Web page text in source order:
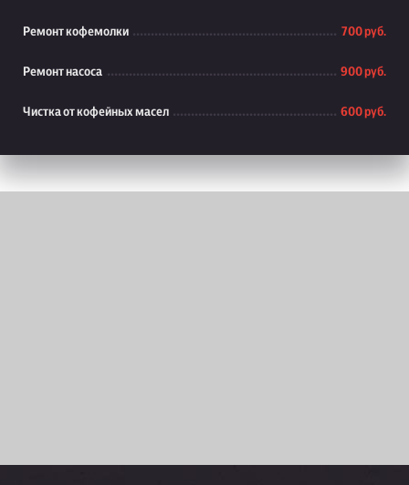
Ремонт кофемолки 700 руб.
Ремонт насоса 900 руб.
Чистка от кофейных масел 600 руб.